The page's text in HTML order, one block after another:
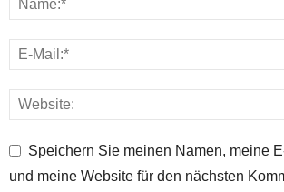
Speichern Sie meinen Namen, meine
und meine Website für den nächsten